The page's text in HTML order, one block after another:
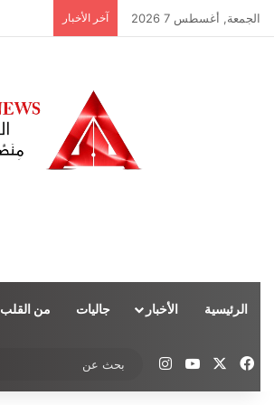
الجمعة, أغسطس 7 2026 آخر الأخبار
الرئيسية الأخبار جاليات من القلب
فيسبوك ‫YouTubeانستقرام